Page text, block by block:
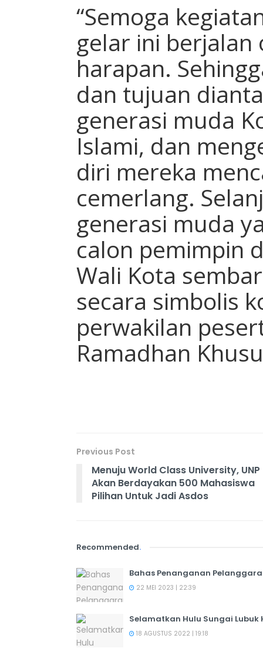
“Semoga
gelar ini berjalan
harapan.
dan tujuan
generasi muda
Islami, dan
diri me­reka
cemerlang.
generasi muda
calon pemimpin
Wali Kota
secara simbolis
perwakilan
Ramadhan
Previous Post
Menuju World Class University, UNP
Akan Berdayakan 500 Mahasiswa
Pilihan Untuk Jadi Asdos
Recommended.
Bahas Penanganan
22 MEI 2023 | 22:39
Selamatkan Hulu Sungai
18 AGUSTUS 2022 | 19:18